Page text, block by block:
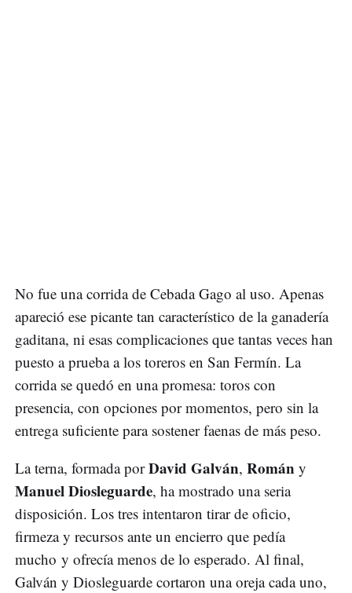
No fue una corrida de Cebada Gago al uso. Apenas
apareció ese picante tan característico de la ganadería
gaditana, ni esas complicaciones que tantas veces han
puesto a prueba a los toreros en San Fermín. La
corrida se quedó en una promesa: toros con
presencia, con opciones por momentos, pero sin la
entrega suficiente para sostener faenas de más peso.
La terna, formada porDavid Galván, Román y
Manuel Diosleguarde, ha mostrado una seria
disposición. Los tres intentaron tirar de oficio,
firmeza y recursos ante un encierro que pedía
mucho y ofrecía menos de lo esperado. Al final,
Galván y Diosleguarde cortaron una oreja cada uno,